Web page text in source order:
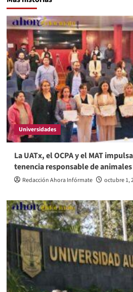
Universidades
La UATx, el OCPA y el MAT
tenencia responsable de animales
Redacción Ahora Infórmate octubre 1,